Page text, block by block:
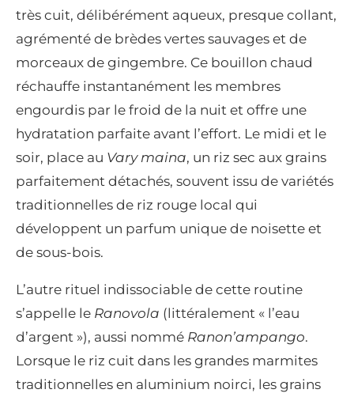
très cuit, délibérément aqueux, presque collant,
agrémenté de brèdes vertes sauvages et de
morceaux de gingembre. Ce bouillon chaud
réchauffe instantanément les membres
engourdis par le froid de la nuit et offre une
hydratation parfaite avant l’effort. Le midi et le
soir, place au Vary maina, un riz sec aux grains
parfaitement détachés, souvent issu de variétés
traditionnelles de riz rouge local qui
développent un parfum unique de noisette et
de sous-bois.
L’autre rituel indissociable de cette routine
s’appelle le Ranovola (littéralement « l’eau
d’argent »), aussi nommé Ranon’ampango.
Lorsque le riz cuit dans les grandes marmites
traditionnelles en aluminium noirci, les grains